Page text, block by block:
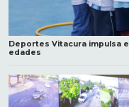
Deportes Vitacura impulsa
edades